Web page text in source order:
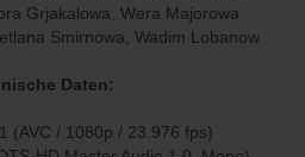
Grjakalowa, Wera Majorowa
Smirnowa, Wadim Lobanow
Daten:
(AVC / 1080p / 23.976 fps)